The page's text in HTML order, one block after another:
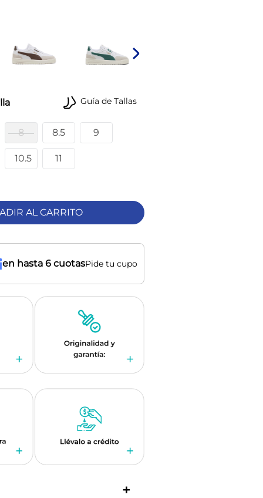
Guía de Tallas
10.5 11
8 8.5 9
AL CARRITO
en hasta 6 cuotasPide tu cupo
+